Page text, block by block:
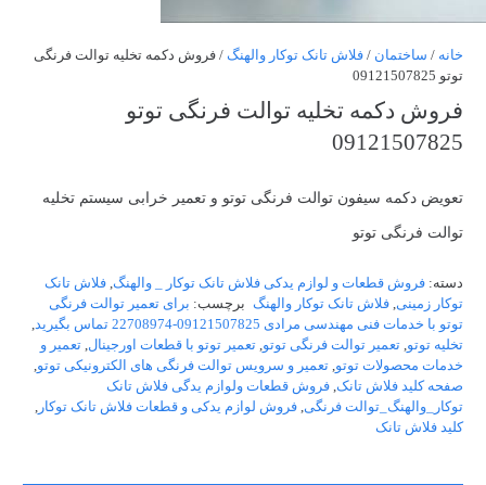
خانه / ساختمان / فلاش تانک توکار والهنگ / فروش دکمه تخلیه توالت فرنگی
توتو 09121507825
فروش دکمه تخلیه توالت فرنگی توتو
09121507825
تعویض دکمه سیفون توالت فرنگی توتو و تعمیر خرابی سیستم تخلیه
توالت فرنگی توتو
دسته: فروش قطعات و لوازم یدکی فلاش تانک توکار _ والهنگ, فلاش تانک
توکار زمینی, فلاش تانک توکار والهنگ برچسب: برای تعمیر توالت فرنگی
توتو با خدمات فنی مهندسی مرادی 09121507825-22708974 تماس بگیرید
,
تخلیه توتو, تعمیر توالت فرنگی توتو, تعمیر توتو با قطعات اورجینال, تعمیر و
خدمات محصولات توتو, تعمیر و سرویس توالت فرنگی های الکترونیکی توتو,
صفحه کلید فلاش تانک, فروش قطعات ولوازم یدگی فلاش تانک
توکار_والهنگ_توالت فرنگی, فروش لوازم یدکی و قطعات فلاش تانک توکار ,
کلید فلاش تانک